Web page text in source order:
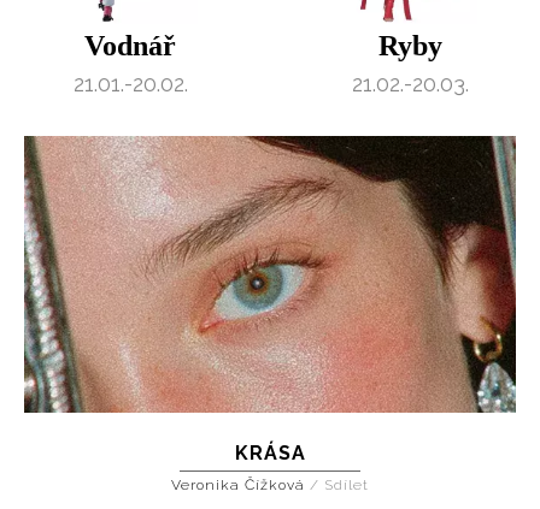
Vodnář
21.01.-20.02.
Ryby
21.02.-20.03.
KRÁSA
Veronika Čížková / Sdílet